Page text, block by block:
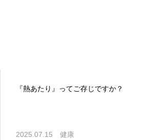
『熱あたり』ってご存じですか？
2025.07.15 健康